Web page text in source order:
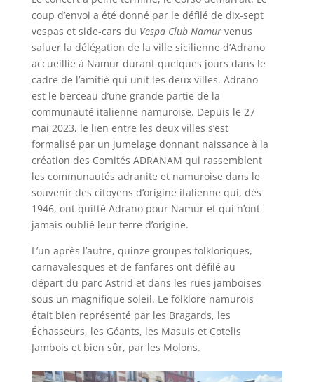
coup d’envoi a été donné par le défilé de dix-sept
vespas et side-cars du Vespa Club Namurvenus
saluer la délégation de la ville sicilienne d’Adrano
accueillie à Namur durant quelques jours dans le
cadre de l’amitié qui unit les deux villes. Adrano
est le berceau d’une grande partie de la
communauté italienne namuroise. Depuis le 27
mai 2023, le lien entre les deux villes s’est
formalisé par un jumelage donnant naissance à la
création des Comités ADRANAM qui rassemblent
les communautés adranite et namuroise dans le
souvenir des citoyens d’origine italienne qui, dès
1946, ont quitté Adrano pour Namur et qui n’ont
jamais oublié leur terre d’origine.
L’un après l’autre, quinze groupes folkloriques,
carnavalesques et de fanfares ont défilé au
départ du parc Astrid et dans les rues jamboises
sous un magnifique soleil. Le folklore namurois
était bien représenté par les Bragards, les
Échasseurs, les Géants, les Masuis et Cotelis
Jambois et bien sûr, par les Molons.